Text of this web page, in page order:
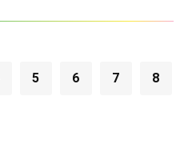
5 6 7 8